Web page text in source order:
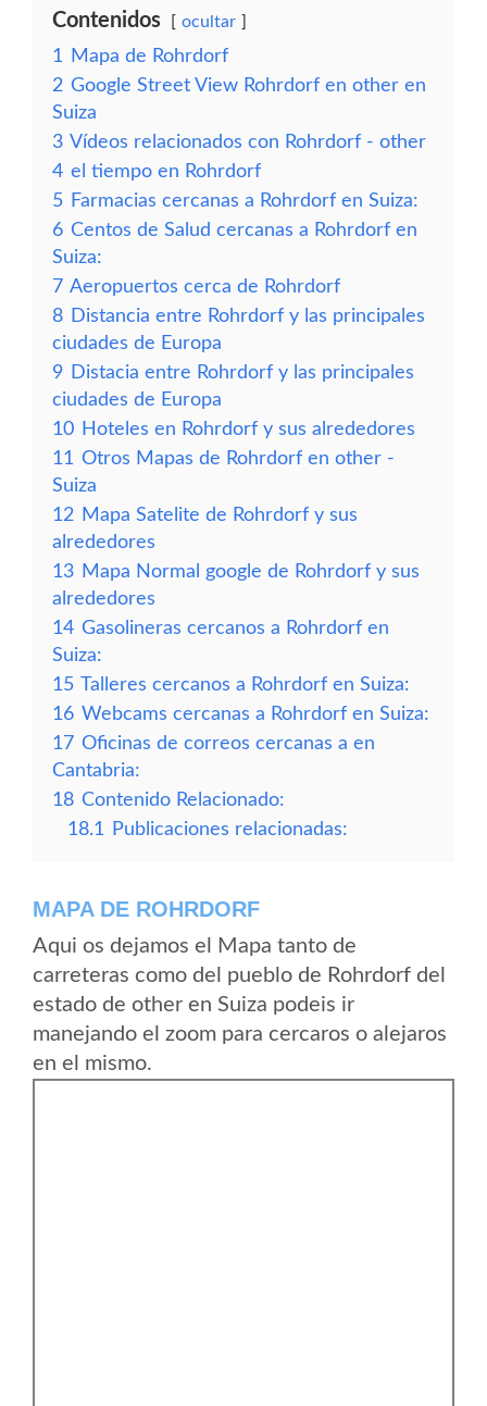
Contenidos ocultar
1
Mapa de Rohrdorf
2 Google Street View Rohrdorf en other en
Suiza
3 Vídeos relacionados con Rohrdorf - other
4 el tiempo en Rohrdorf
5 Farmacias cercanas a Rohrdorf en Suiza:
6 Centos de Salud cercanas a Rohrdorf en
Suiza:
7 Aeropuertos cerca de Rohrdorf
8 Distancia entre Rohrdorf y las principales
ciudades de Europa
9 Distacia entre Rohrdorf y las principales
ciudades de Europa
10 Hoteles en Rohrdorf y sus alrededores
11 Otros Mapas de Rohrdorf en other -
Suiza
12 Mapa Satelite de Rohrdorf y sus
alrededores
13 Mapa Normal google de Rohrdorf y sus
alrededores
14 Gasolineras cercanos a Rohrdorf en
Suiza:
15 Talleres cercanos a Rohrdorf en Suiza:
16 Webcams cercanas a Rohrdorf en Suiza:
17 Oficinas de correos cercanas a en
Cantabria:
18 Contenido Relacionado:
18.1
Publicaciones relacionadas:
MAPA DE ROHRDORF
Aqui os dejamos el Mapa tanto de
carreteras como del pueblo de Rohrdorf del
estado de other en Suiza podeis ir
manejando el zoom para cercaros o alejaros
en el mismo.